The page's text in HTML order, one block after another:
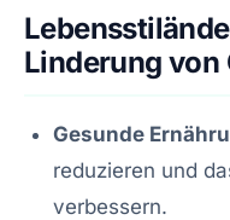
Linderung von
Gesunde
reduzieren und
verbessern.